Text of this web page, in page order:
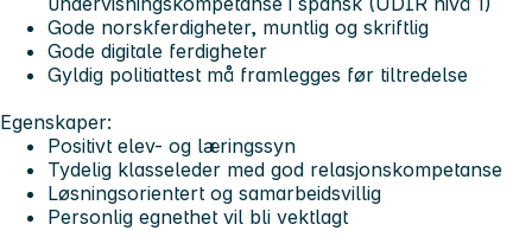
Gode norskferdigheter, muntlig og skriftlig
Gode digitale ferdigheter
Gyldig politiattest må framlegges før tiltredelse
Egenskaper:
Positivt elev- og læringssyn
Tydelig klasseleder med god relasjonskompetanse
Løsningsorientert og samarbeidsvillig
Personlig egnethet vil bli vektlagt